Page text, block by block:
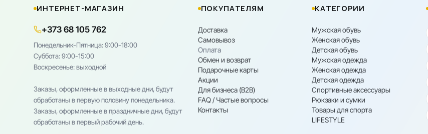
ИНТЕРНЕТ-МАГАЗИН
+373 68 105 762
Понедельник-Пятница: 9:00-18:00
Cуббота: 9:00-15:00
Воскресенье: выходной
Заказы, оформленные в выходные дни, будут
обработаны в первую половину понедельника.
Заказы, оформленные в праздничные дни, будут
обработаны в первый рабочий день.
ПОКУПАТЕЛЯМ
Доставка
Самовывоз
Оплата
Обмен и возврат
Подарочные карты
Акции
Для бизнеса (B2B)
FAQ / Частые вопросы
Контакты
КАТЕГОРИИ
Мужская обувь
Женская обувь
Детская обувь
Мужская одежда
Женская одежда
Детская одежда
Спортивные аксессуары
Рюкзаки и сумки
Товары для спорта
LIFESTYLE